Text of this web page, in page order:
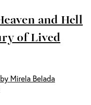
and Hell
of Lived
Mirela Belada